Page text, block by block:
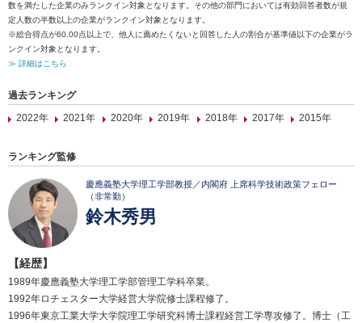
数を満たした企業のみランクイン対象となります。その他の部門においては有効回答者数が規
定人数の半数以上の企業がランクイン対象となります。
※総合得点が60.00点以上で、他人に薦めたくないと回答した人の割合が基準値以下の企業がラ
ンクイン対象となります。
≫ 詳細はこちら
過去ランキング
2022年
2021年 2020年 2019年 2018年 2017年 2015年
ランキング監修
慶應義塾大学理工学部教授／内閣府 上席科学技術政策フェロー
（非常勤）
鈴木秀男
【経歴】
1989年慶應義塾大学理工学部管理工学科卒業。
1992年ロチェスター大学経営大学院修士課程修了。
1996年東京工業大学大学院理工学研究科博士課程経営工学専攻修了。博士（工